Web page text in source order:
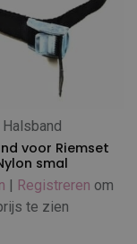
Halsband
voor Riemset
smal
| Registreren om
te zien